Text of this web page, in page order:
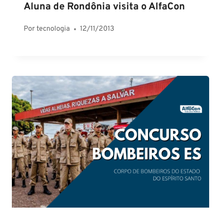
Aluna de Rondônia visita o AlfaCon
Portecnologia 12/11/2013